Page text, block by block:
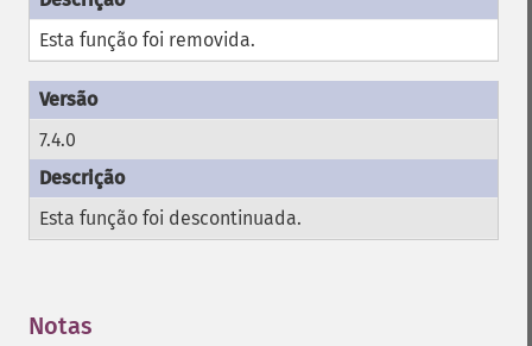
Esta função foi removida.
7.4.0
Esta função foi descontinuada.
Notas